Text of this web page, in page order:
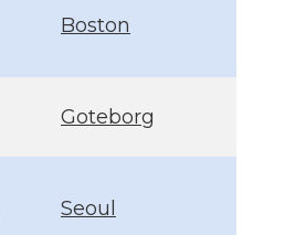
Boston
Goteborg
Seoul